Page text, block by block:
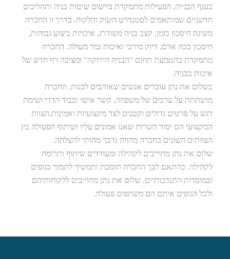
בענף הבנייה. הפעילות מתמקדת ביישום שיטות בניה ותהליכים
חדשניים שמותאמים לסטנדרט השוק והלקוח. בדרך זו החברה
משיגה חיסכון בזמן, קצב בניה משודרג, איכויות ביצוע גבוהות,
חיסכון בכח אדם, דיוק מירבי ואיכות גמר מעולה. החברה
מתמקדת בהטמעת תחום "הבניה הירוקה" ומציבה רף חדש של
איכות בבניה.
בשלום את נתן עובדים אנשים שאוהבים לבנות. החברה
מושתתת על ערכים של משפחה, קשר אישי וכבוד הדדי ושימת
דגש על פרטים גדולים וקטנים לצד מקצועיות ואמינות.הצוות
המקצועי הם יסוד השרות שאנו אמונים עליו ושיתוף הפעולה בין
הצוותים השונים בחברה מהווה נדבך מהותי להצלחה.
שלום את נתן מחוייבים לקהילה ומעודדים שיתוף ותרומה
לקהילה. בהתאם לכך החברה תומכת ותמשיך לתמוך בגופים
ובמוסדות התנדבותיים. שלום את נתן מחוייבים ללקוחותיהם
ולכל הגופים איתם הם משתפים פעולה.